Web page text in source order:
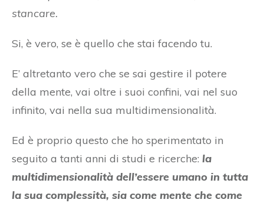
stancare.
Si, è vero, se è quello che stai facendo tu.
E’ altretanto vero che se sai gestire il potere
della mente, vai oltre i suoi confini, vai nel suo
infinito, vai nella sua multidimensionalità.
Ed è proprio questo che ho sperimentato in
seguito a tanti anni di studi e ricerche: la
multidimensionalità dell’essere umano in tutta
la sua complessità, sia come mente che come